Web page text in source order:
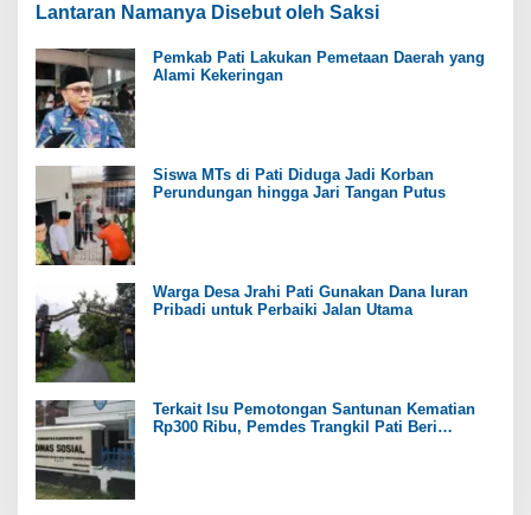
Lantaran Namanya Disebut oleh Saksi
Pemkab Pati Lakukan Pemetaan Daerah yang
Alami Kekeringan
Siswa MTs di Pati Diduga Jadi Korban
Perundungan hingga Jari Tangan Putus
Warga Desa Jrahi Pati Gunakan Dana Iuran
Pribadi untuk Perbaiki Jalan Utama
Terkait Isu Pemotongan Santunan Kematian
Rp300 Ribu, Pemdes Trangkil Pati Beri